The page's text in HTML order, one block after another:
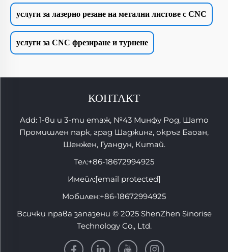
услуги за лазерно резане на метални листове с CNC
услуги за CNC фрезиране и турнене
КОНТАКТ
Add: 1-ви и 3-ти етаж, №43 Минфу Род, Шато
Промишлен парк, град Шаджинг, окръг Баоан,
Шенжен, Гуандун, Китай.
Тел:+86-18672994925
Имейл:[email protected]
Мобилен:+86-18672994925
Всички права запазени © 2025 ShenZhen Sinorise
Technology Co., Ltd.